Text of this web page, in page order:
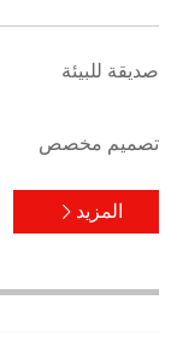
صديقة للبيئة
تصميم مخصص
المزيد 